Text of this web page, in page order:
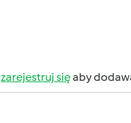
zarejestruj sięaby